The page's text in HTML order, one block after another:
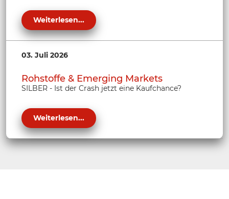
Weiterlesen...
03. Juli 2026
Rohstoffe & Emerging Markets
SILBER - Ist der Crash jetzt eine Kaufchance?
Weiterlesen...